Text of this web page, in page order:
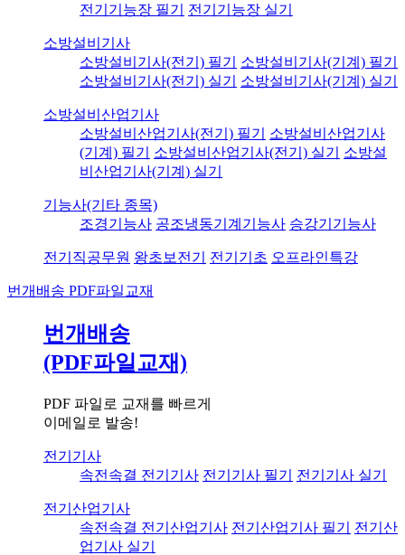
전기기능장 필기
전기기능장 실기
소방설비기사
소방설비기사(전기) 필기
소방설비기사(기계) 필기
소방설비기사(전기) 실기
소방설비기사(기계) 실기
소방설비산업기사
소방설비산업기사(전기) 필기
소방설비산업기사
(기계) 필기
소방설비산업기사(전기) 실기
소방설
비산업기사(기계) 실기
기능사(기타 종목)
조경기능사 공조냉동기계기능사 승강기기능사
전기직공무원 왕초보전기 전기기초 오프라인특강
번개배송 PDF파일교재
번개배송
(PDF파일교재)
PDF 파일로 교재를 빠르게
이메일로 발송!
전기기사
속전속결 전기기사 전기기사 필기 전기기사 실기
전기산업기사
속전속결 전기산업기사 전기산업기사 필기
전기산
업기사 실기